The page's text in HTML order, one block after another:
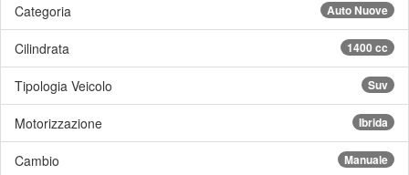
Auto Nuove
Categoria
1400 cc
Cilindrata
Suv
Tipologia Veicolo
Ibrida
Motorizzazione
Manuale
Cambio